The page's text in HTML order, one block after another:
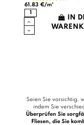
61.83 €/m²
IN
Seien Sie vorsichtig,
indem Sie
Überprüfen Sie
Fliesen, die Sie